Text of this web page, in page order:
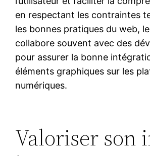
en respectant les contraintes
les bonnes pratiques du web,
collabore souvent avec des
pour assurer la bonne
éléments graphiques sur les
numériques.
Valoriser son